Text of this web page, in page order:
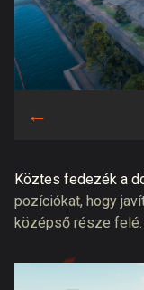
Köztes fedezék a
pozíciókat, hogy
középső része felé.